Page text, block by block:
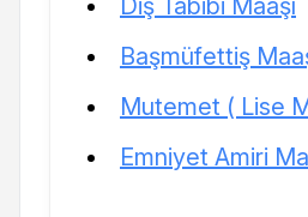
Diş Tabibi Maaşı
Başmüfettiş
Mutemet ( Lise
Emniyet Amiri